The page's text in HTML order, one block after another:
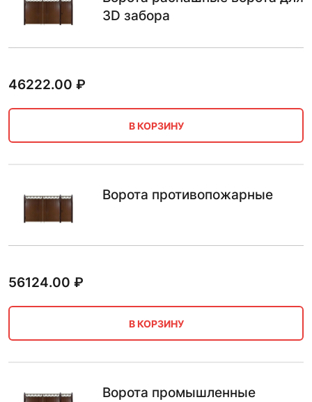
3D забора
46222.00 ₽
В КОРЗИНУ
Ворота противопожарные
56124.00 ₽
В КОРЗИНУ
Ворота промышленные